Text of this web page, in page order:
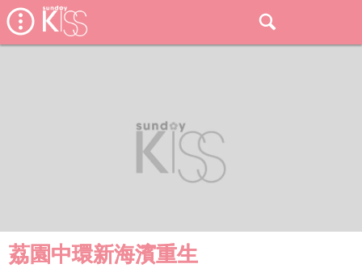
荔園中環新海濱重生